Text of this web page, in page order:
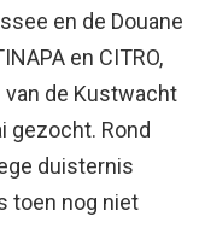
en de Douane
en CITRO,
de Kustwacht
gezocht. Rond
duisternis
toen nog niet